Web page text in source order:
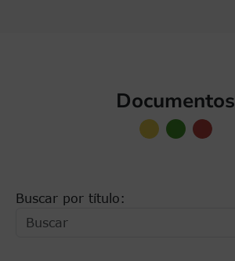
Documentos
Buscar por título: